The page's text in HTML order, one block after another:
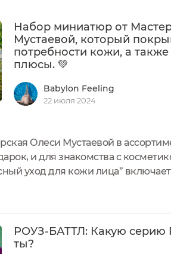
Набор миниатюр от
Мустаевой, который
потребности кожи, а
плюсы. 💚
Babylon Feeling
22 июля 2024
Олеси Мустаевой в
и для знакомства с
уход для кожи лица”
РОУЗ-БАТТЛ: Какую серию
ты?